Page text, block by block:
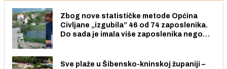
Zbog nove statističke metode Općina
Civljane „izgubila” 46 od 74 zaposlenika.
Do sada je imala više zaposlenika nego
Sve plaže u Šibensko-kninskoj županiji –